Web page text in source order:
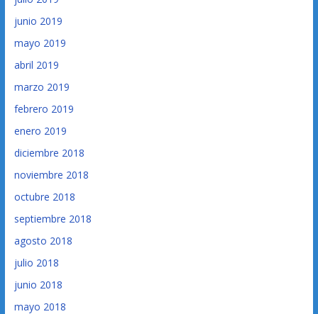
junio 2019
mayo 2019
abril 2019
marzo 2019
febrero 2019
enero 2019
diciembre 2018
noviembre 2018
octubre 2018
septiembre 2018
agosto 2018
julio 2018
junio 2018
mayo 2018